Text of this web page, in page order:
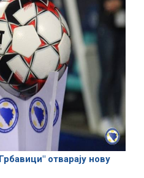
отварају нову